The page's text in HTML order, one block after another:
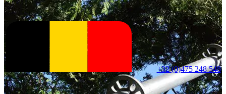
+32 (0)475 248 548